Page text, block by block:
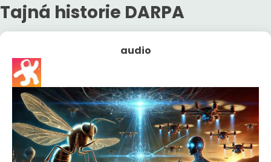
Tajná historie DARPA
audio